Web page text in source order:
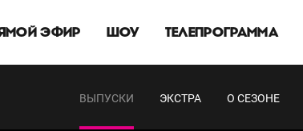
ЭФИР ШОУ ТЕЛЕПРОГРАММА
ВЫПУСКИ ЭКСТРА О СЕЗОНЕ